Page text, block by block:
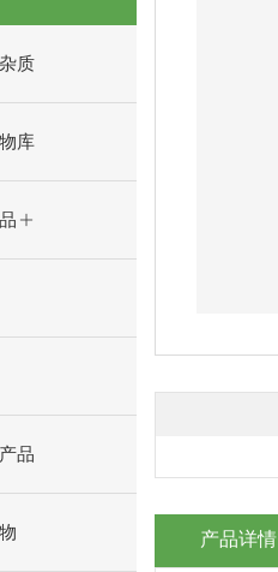
质
库
品
产品详情